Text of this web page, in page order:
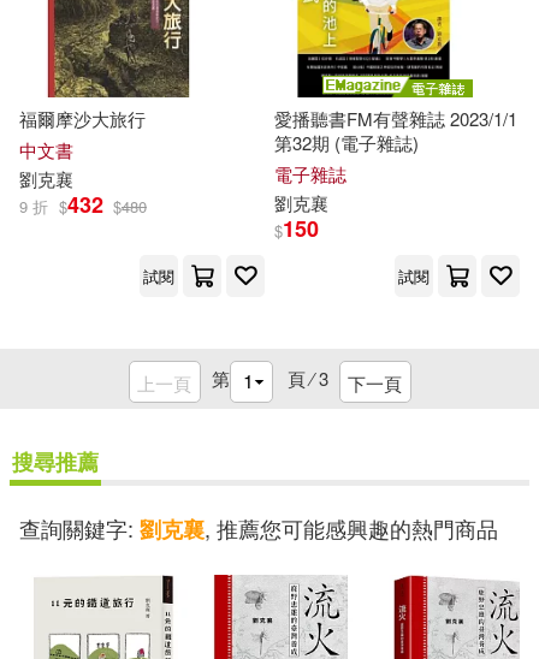
福爾摩沙大旅行
中文書
劉克襄
9 折 $432 $480
試閱
愛播聽書FM有聲雜誌 2023/1/1
第32期 (電子雜誌)
電子雜誌
劉克襄
$150
試閱
上一頁 第 頁 ⁄3 下一頁
搜尋推薦
查詢關鍵字: 劉克襄, 推薦您可能感興趣的熱門商品